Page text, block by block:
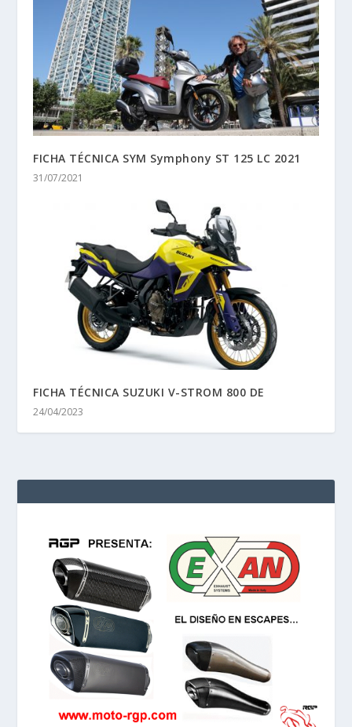
FICHA TÉCNICA SYM Symphony ST 125 LC 2021
31/07/2021
FICHA TÉCNICA SUZUKI V-STROM 800 DE
24/04/2023